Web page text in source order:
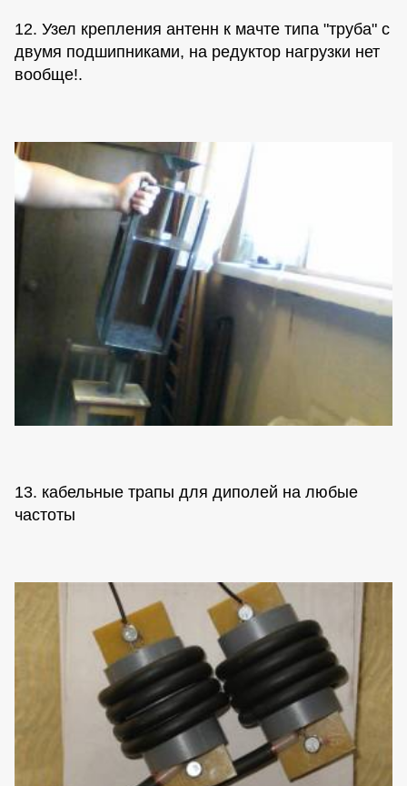
12. Узел крепления антенн к мачте типа "труба" с
двумя подшипниками, на редуктор нагрузки нет
вообще!.
13. кабельные трапы для диполей на любые
частоты